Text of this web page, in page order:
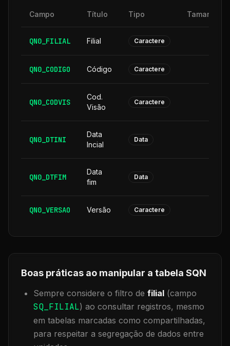
Campo Título Tipo Tamanho
QN0_FILIAL Filial Caractere
QN0_CODIGO Código Caractere
QN0_CODVIS
Cod.
Visão
Caractere
QN0_DTINI
Data
Incial
Data
QN0_DTFIM
Data
fim
Data
QN0_VERSAO Versão Caractere
Boas práticas ao manipular a tabela SQN
Sempre considere o filtro de filial (campo
SQ_FILIAL) ao consultar registros, mesmo
em tabelas marcadas como compartilhadas,
para respeitar a segregação de dados entre